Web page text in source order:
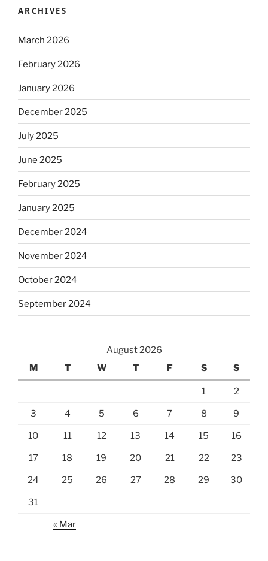
ARCHIVES
March 2026
February 2026
January 2026
December 2025
July 2025
June 2025
February 2025
January 2025
December 2024
November 2024
October 2024
September 2024
August 2026
M
T W T F S S
1 2
3 4 5 6 7 8 9
10 11 12 13 14 15 16
17 18 19 20 21 22 23
24 25 26 27 28 29 30
31
« Mar